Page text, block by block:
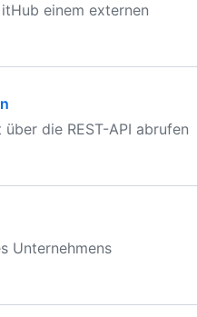
einem externen
die REST-API abrufen
Unternehmens